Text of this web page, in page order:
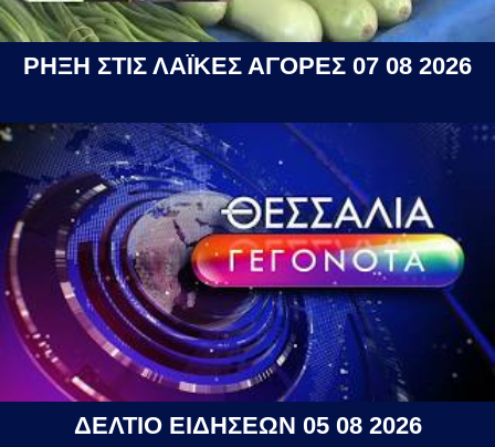
ΡΗΞΗ ΣΤΙΣ ΛΑΪΚΕΣ ΑΓΟΡΕΣ 07 08 2026
ΔΕΛΤΙΟ ΕΙΔΗΣΕΩΝ 05 08 2026